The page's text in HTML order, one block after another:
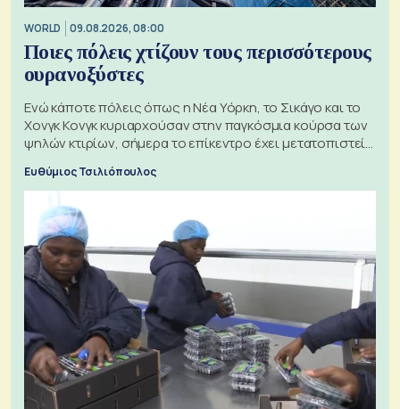
WORLD 09.08.2026, 08:00
Ποιες πόλεις χτίζουν τους περισσότερους
ουρανοξύστες
Ενώ κάποτε πόλεις όπως η Νέα Υόρκη, το Σικάγο και το
Χονγκ Κονγκ κυριαρχούσαν στην παγκόσμια κούρσα των
ψηλών κτιρίων, σήμερα το επίκεντρο έχει μετατοπιστεί
Ευθύμιος Τσιλιόπουλος